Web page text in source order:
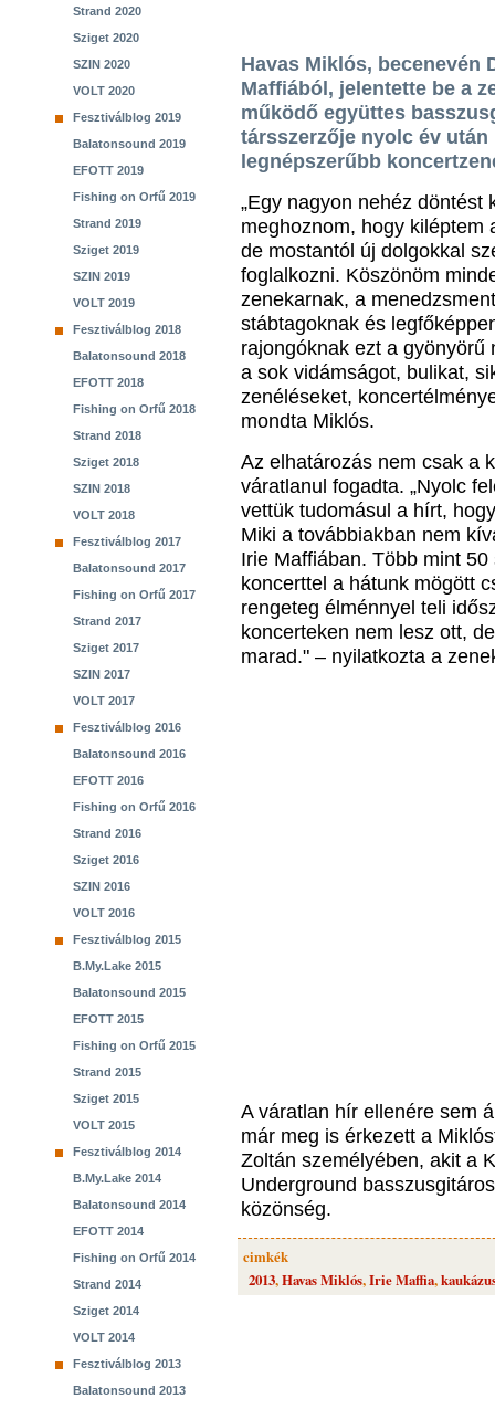
Strand 2020
Sziget 2020
SZIN 2020
VOLT 2020
Fesztiválblog 2019
Balatonsound 2019
EFOTT 2019
Fishing on Orfű 2019
Strand 2019
Sziget 2019
SZIN 2019
VOLT 2019
Fesztiválblog 2018
Balatonsound 2018
EFOTT 2018
Fishing on Orfű 2018
Strand 2018
Sziget 2018
SZIN 2018
VOLT 2018
Fesztiválblog 2017
Balatonsound 2017
Fishing on Orfű 2017
Strand 2017
Sziget 2017
SZIN 2017
VOLT 2017
Fesztiválblog 2016
Balatonsound 2016
EFOTT 2016
Fishing on Orfű 2016
Strand 2016
Sziget 2016
SZIN 2016
VOLT 2016
Fesztiválblog 2015
B.My.Lake 2015
Balatonsound 2015
EFOTT 2015
Fishing on Orfű 2015
Strand 2015
Sziget 2015
VOLT 2015
Fesztiválblog 2014
B.My.Lake 2014
Balatonsound 2014
EFOTT 2014
Fishing on Orfű 2014
Strand 2014
Sziget 2014
VOLT 2014
Fesztiválblog 2013
Balatonsound 2013
Havas Miklós, becenevén
Maffiából, jelentette be a
működő együttes
társszerzője nyolc év
legnépszerűbb
„Egy nagyon nehéz döntést
meghoznom, hogy kiléptem
de mostantól új dolgokkal
foglalkozni. Köszönöm
zenekarnak, a
stábtagoknak és
rajongóknak ezt a gyönyörű
a sok vidámságot, bulikat,
zenéléseket,
mondta Miklós.
Az elhatározás nem csak a
váratlanul fogadta. „Nyolc
vettük tudomásul a hírt,
Miki a továbbiakban nem
Irie Maffiában. Több mint
koncerttel a hátunk mögött
rengeteg élménnyel teli
koncerteken nem lesz ott,
marad." – nyilatkozta a
A váratlan hír ellenére sem
már meg is érkezett a
Zoltán személyében, akit a
Underground
közönség.
cimkék
2013,Havas Miklós,Irie Maffia,